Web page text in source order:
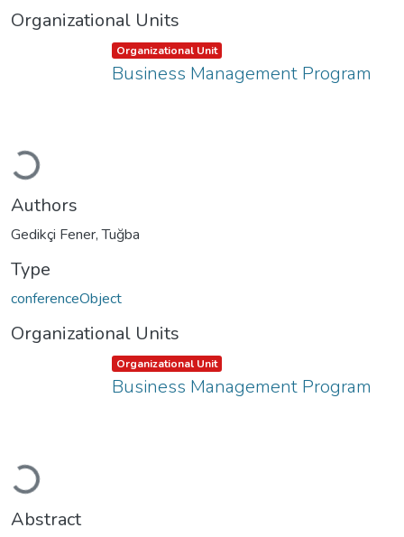
Organizational Units
Loading...
Item type:
Organizational Unit ,
Business Management Program
Authors
Gedikçi Fener, Tuğba
Type
conferenceObject
Organizational Units
Loading...
Item type:
Organizational Unit ,
Business Management Program
Abstract